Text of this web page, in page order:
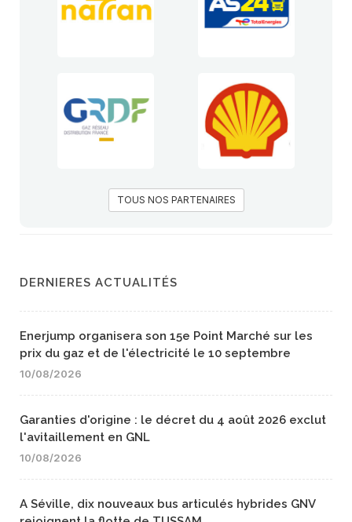
TOUS NOS PARTENAIRES
DERNIERES ACTUALITÉS
Enerjump organisera son 15e Point Marché sur les
prix du gaz et de l'électricité le 10 septembre
10/08/2026
Garanties d'origine : le décret du 4 août 2026 exclut
l'avitaillement en GNL
10/08/2026
A Séville, dix nouveaux bus articulés hybrides GNV